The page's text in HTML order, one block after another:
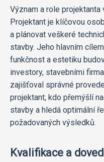
Význam a role
Projektant je klíčovou
a plánovat veškeré
stavby. Jeho hlavním
funkčnost a estetiku
investory, stavebními
zajišťoval správné
projektant, kdo přemýšlí
stavby a hledá optimální
požadovaných výsledků.
Kvalifikace a